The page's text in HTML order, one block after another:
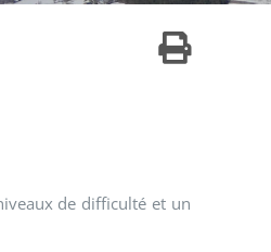
de difficulté et un